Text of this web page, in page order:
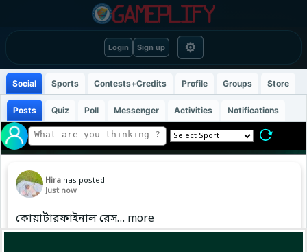
Login Sign up ⚙
Social Sports Contests+Credits Profile Groups Store
Posts Quiz Poll Messenger Activities Notifications
Hira has posted
Just now
কোয়ার্টারফাইনাল রেস… more